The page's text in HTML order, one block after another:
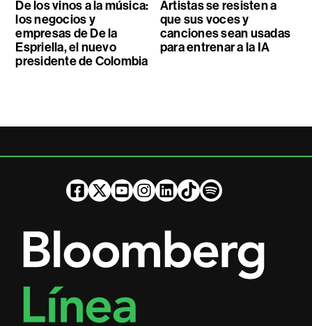
De los vinos a la música:
los negocios y
empresas de De la
Espriella, el nuevo
presidente de Colombia
Artistas se resisten a
que sus voces y
canciones sean usadas
para entrenar a la IA